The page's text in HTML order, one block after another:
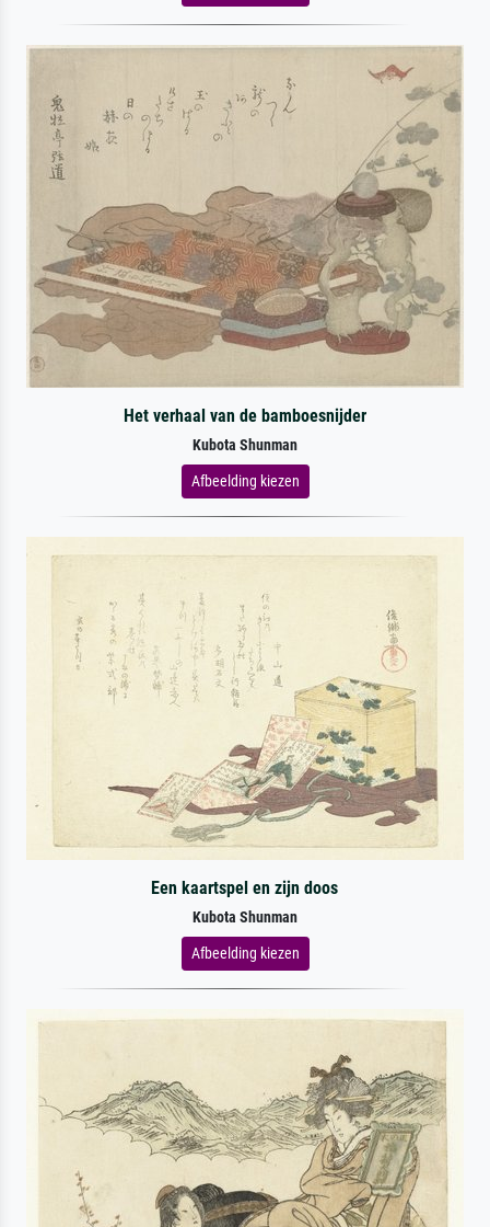
Het verhaal van de bamboesnijder
Kubota Shunman
Afbeelding kiezen
Een kaartspel en zijn doos
Kubota Shunman
Afbeelding kiezen